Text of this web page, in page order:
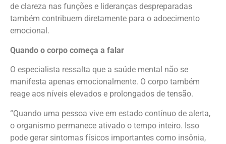
de clareza nas funções e lideranças despreparadas
também contribuem diretamente para o adoecimento
emocional.
Quando o corpo começa a falar
O especialista ressalta que a saúde mental não se
manifesta apenas emocionalmente. O corpo também
reage aos níveis elevados e prolongados de tensão.
“Quando uma pessoa vive em estado contínuo de alerta,
o organismo permanece ativado o tempo inteiro. Isso
pode gerar sintomas físicos importantes como insônia,